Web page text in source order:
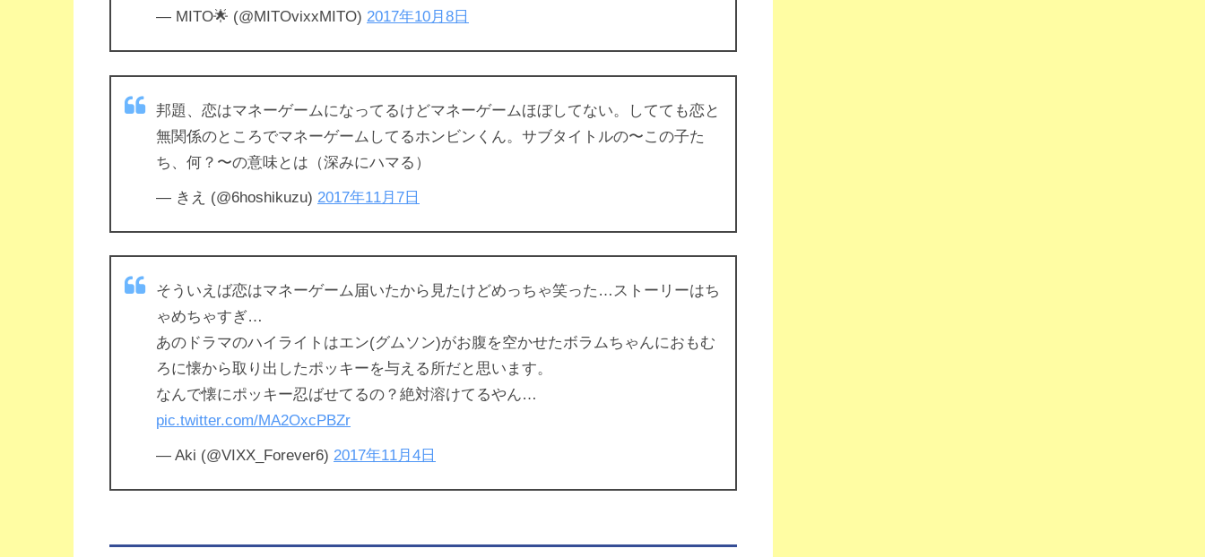
— MITO🌟 (@MITOvixxMITO) 2017年10月8日
邦題、恋はマネーゲームになってるけどマネーゲームほぼしてない。してても恋と
無関係のところでマネーゲームしてるホンビンくん。サブタイトルの〜この子た
ち、何？〜の意味とは（深みにハマる）
— きえ (@6hoshikuzu) 2017年11月7日
そういえば恋はマネーゲーム届いたから見たけどめっちゃ笑った…ストーリーはち
ゃめちゃすぎ…
あのドラマのハイライトはエン(グムソン)がお腹を空かせたボラムちゃんにおもむ
ろに懐から取り出したポッキーを与える所だと思います。
なんで懐にポッキー忍ばせてるの？絶対溶けてるやん…
pic.twitter.com/MA2OxcPBZr
— Aki (@VIXX_Forever6) 2017年11月4日